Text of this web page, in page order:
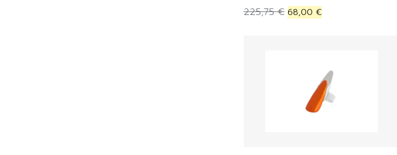
225,75€ 68,00 €